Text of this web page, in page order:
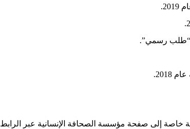
“طلب رسمي”.
خاصة إلى صفحة مؤسسة الصحافة الإنسانية عبر الرابط